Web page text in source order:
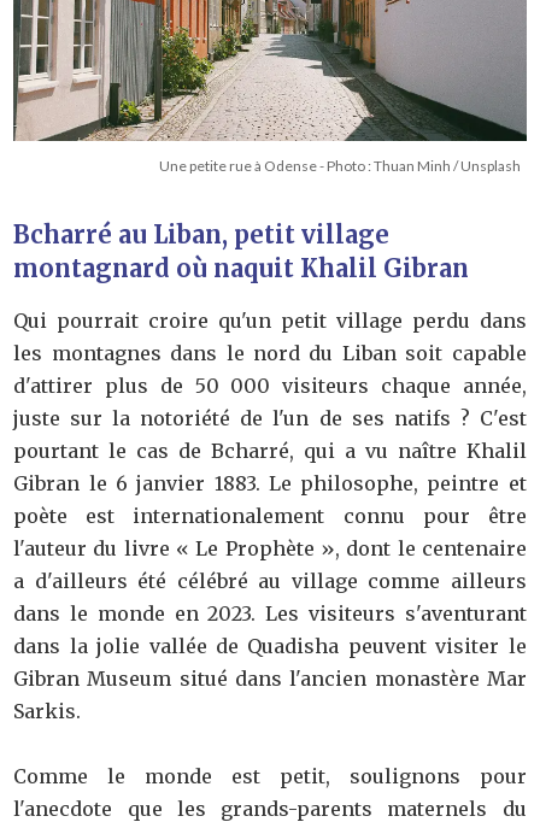
Une petite rue à Odense - Photo : Thuan Minh / Unsplash
Bcharré au Liban, petit village
montagnard où naquit Khalil Gibran
Qui pourrait croire qu'un petit village perdu dans
les montagnes dans le nord du Liban soit capable
d'attirer plus de 50 000 visiteurs chaque année,
juste sur la notoriété de l'un de ses natifs ? C'est
pourtant le cas de Bcharré, qui a vu naître Khalil
Gibran le 6 janvier 1883. Le philosophe, peintre et
poète est internationalement connu pour être
l'auteur du livre « Le Prophète », dont le centenaire
a d'ailleurs été célébré au village comme ailleurs
dans le monde en 2023. Les visiteurs s'aventurant
dans la jolie vallée de Quadisha peuvent visiter le
Gibran Museum situé dans l'ancien monastère Mar
Sarkis.
Comme le monde est petit, soulignons pour
l'anecdote que les grands-parents maternels du